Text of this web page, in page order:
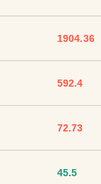
1904.36
592.4
72.73
45.5